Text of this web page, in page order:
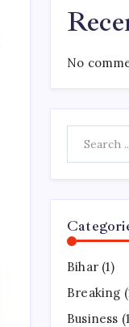
No
Bihar (1)
Breaking
Business